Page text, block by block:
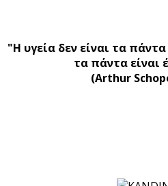
"Η υγεία δεν είναι τα πάντα
τα πάντα είναι
(Arthur